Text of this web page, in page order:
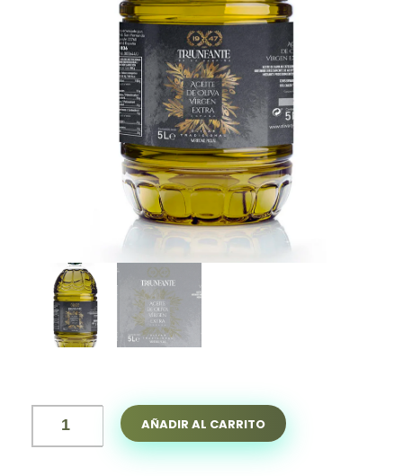
AÑADIR AL CARRITO